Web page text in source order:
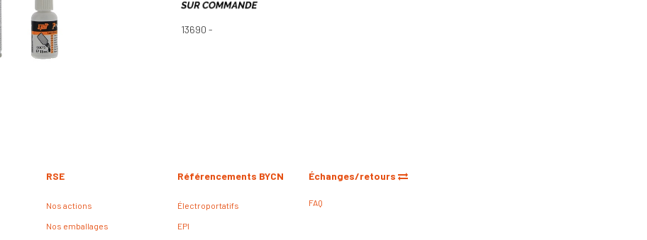
13690 -
Échanges/retours
FAQ
Référencements BYCN
Électroportatifs
EPI
RSE
Nos actions
Nos emballages